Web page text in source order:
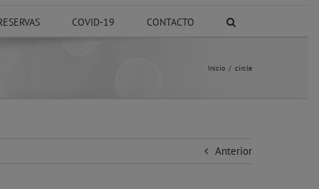
COVID-19 CONTACTO
Inicio circle
Anterior